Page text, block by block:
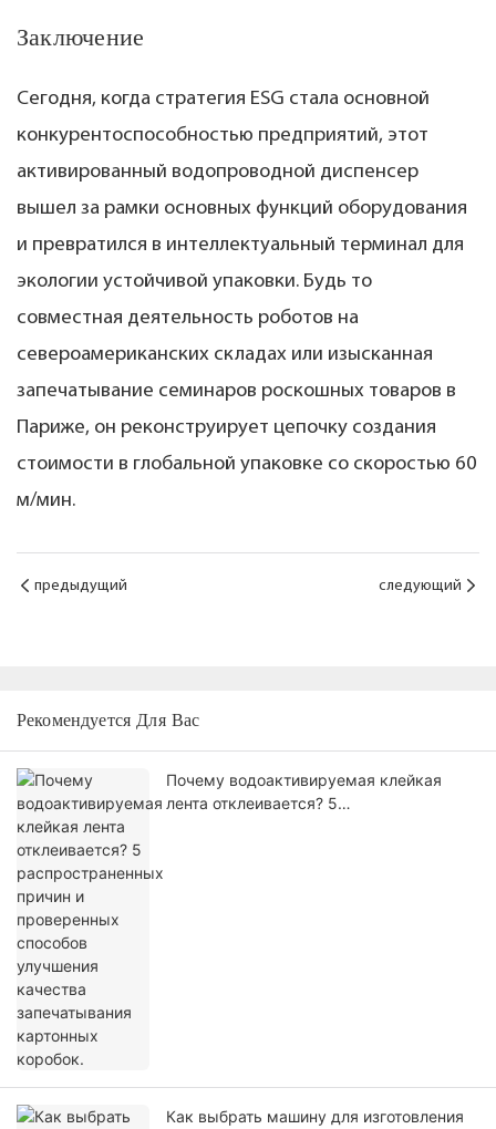
Заключение
Сегодня, когда стратегия ESG стала основной
конкурентоспособностью предприятий, этот
активированный водопроводной диспенсер
вышел за рамки основных функций оборудования
и превратился в интеллектуальный терминал для
экологии устойчивой упаковки. Будь то
совместная деятельность роботов на
североамериканских складах или изысканная
запечатывание семинаров роскошных товаров в
Париже, он реконструирует цепочку создания
стоимости в глобальной упаковке со скоростью 60
м/мин.
предыдущий следующий
Рекомендуется Для Вас
Почему водоактивируемая клейкая
лента отклеивается? 5
Как выбрать машину для изготовления